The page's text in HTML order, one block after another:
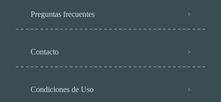
Preguntas frecuentes
Contacto
Condiciones de Uso